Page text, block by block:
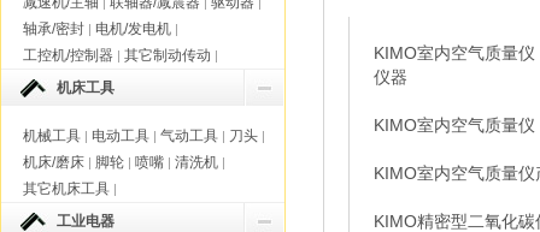
轴承/密封 | 电机/发电机 |
工控机/控制器 | 其它制动传动 |
机床工具
机械工具 | 电动工具 | 气动工具 | 刀头 |
机床/磨床 | 脚轮 | 喷嘴 | 清洗机 |
其它机床工具 |
工业电器
KIMO室内空气质量
仪器
KIMO室内空气质量仪
KIMO室内空气质量
KIMO精密型二氧化